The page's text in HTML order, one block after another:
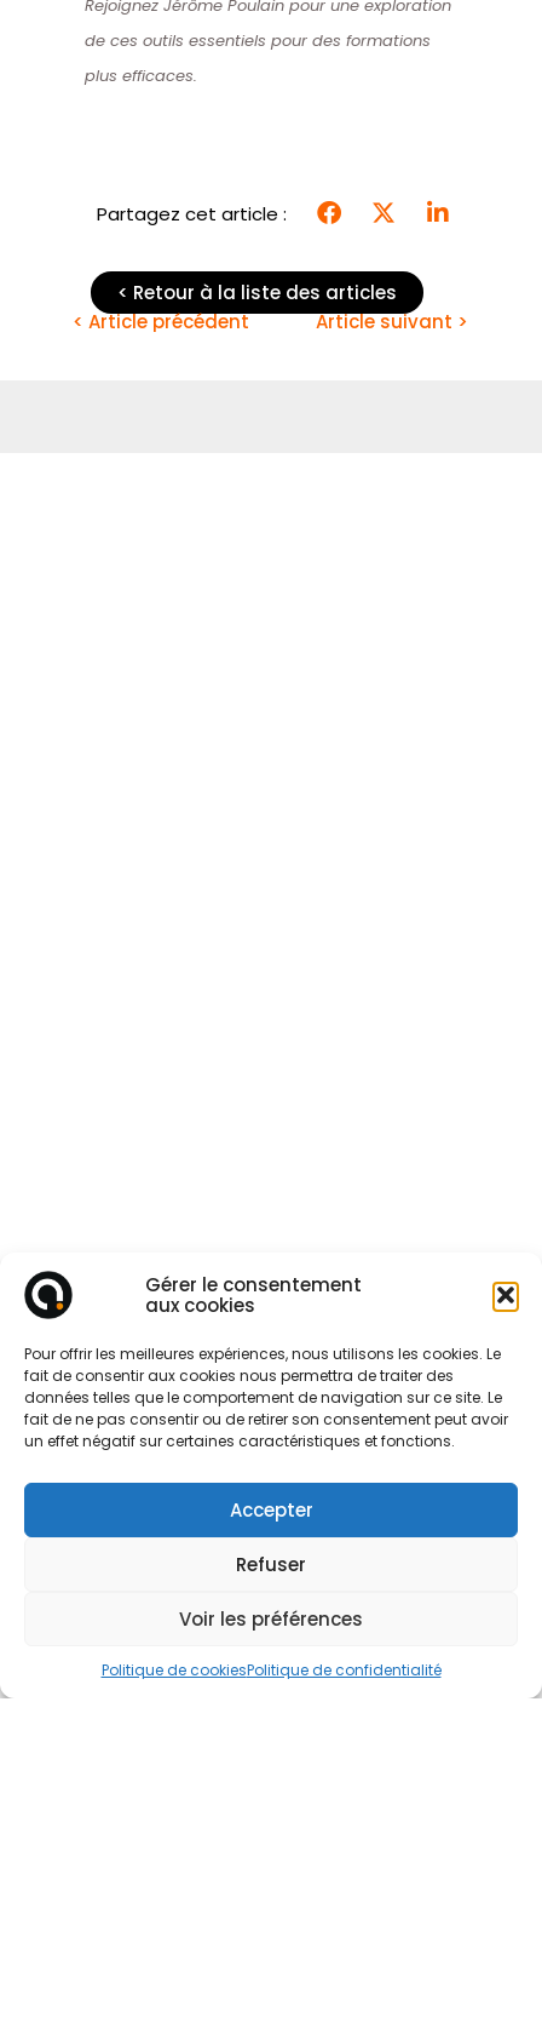
Gérer le consentement
aux cookies
Pour offrir les meilleures expériences, nous utilisons les cookies. Le
fait de consentir aux cookies nous permettra de traiter des
données telles que le comportement de navigation sur ce site. Le
fait de ne pas consentir ou de retirer son consentement peut avoir
un effet négatif sur certaines caractéristiques et fonctions.
Accepter
Refuser
Voir les préférences
Politique de cookiesPolitique de confidentialité
Rejoignez Jérôme Poulain pour une exploration
de ces outils essentiels pour des formations
plus efficaces.
Partagez cet article :
< Retour à la liste des articles
< Article précédent
Article suivant >
Demandez
un devis facilement !
Parlez-nous de votre projet